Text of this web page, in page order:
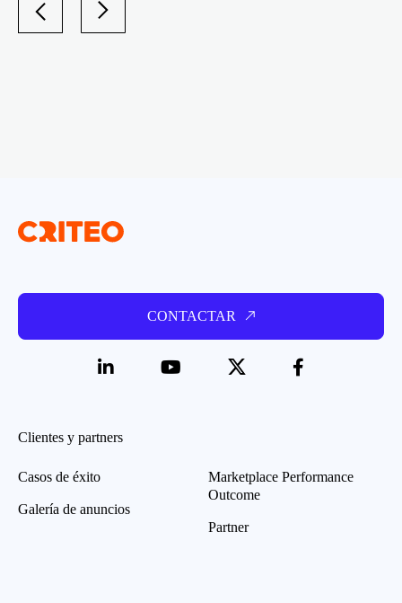
CONTACTAR
Clientes y partners
Casos de éxito
Galería de anuncios
Marketplace Performance
Outcome
Partner